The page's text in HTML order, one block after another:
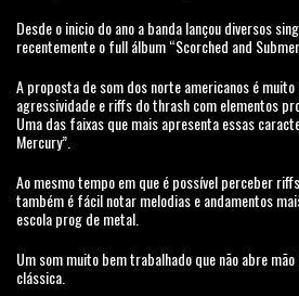
Desde o inicio do ano a banda lançou diversos
recentemente o full álbum “Scorched and
A proposta de som dos norte americanos é
agressividade e riffs do thrash com elementos
Uma das faixas que mais apresenta essas
Mercury”.
Ao mesmo tempo em que é possível perceber
também é fácil notar melodias e andamentos
escola prog de metal.
Um som muito bem trabalhado que não abre
clássica.